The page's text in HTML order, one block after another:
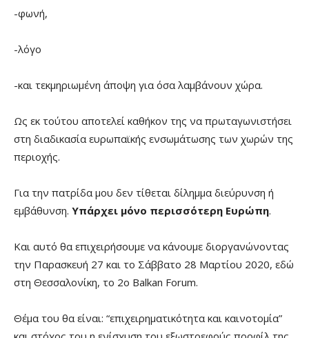
-φωνή,
-λόγο
-και τεκμηριωμένη άποψη για όσα λαμβάνουν χώρα.
Ως εκ τούτου αποτελεί καθήκον της να πρωταγωνιστήσει
στη διαδικασία ευρωπαϊκής ενσωμάτωσης των χωρών της
περιοχής.
Για την πατρίδα μου δεν τίθεται δίλημμα διεύρυνση ή
εμβάθυνση. Υπάρχει μόνο περισσότερη Ευρώπη.
Και αυτό θα επιχειρήσουμε να κάνουμε διοργανώνοντας
την Παρασκευή 27 και το Σάββατο 28 Μαρτίου 2020, εδώ
στη Θεσσαλονίκη, το 2ο Balkan Forum.
Θέμα του θα είναι: “επιχειρηματικότητα και καινοτομία”